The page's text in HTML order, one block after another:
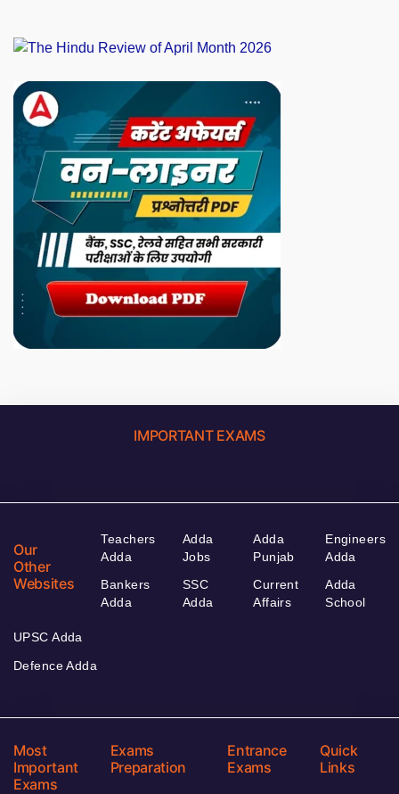
IMPORTANT EXAMS
Our
Other
Websites
Teachers
Adda
Bankers
Adda
Adda
Jobs
SSC
Adda
Adda
Punjab
Current
Affairs
Engineers
Adda
Adda
School
UPSC Adda
Defence Adda
Most
Important
Exams
Exams
Preparation
Entrance
Exams
Quick
Links